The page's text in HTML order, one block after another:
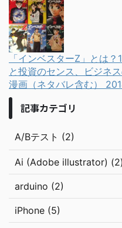
「インベスターZ」とは
と投資のセンス、ビジネ
漫画（ネタバレ含む）
記事カテゴリ
A/Bテスト (2)
Ai (Adobe illustrator) (2)
arduino (2)
iPhone (5)